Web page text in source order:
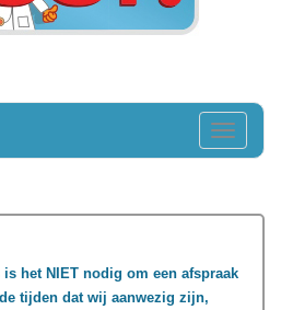
Toggle
het NIET nodig om een afspraak
tijden dat wij aanwezig zijn,